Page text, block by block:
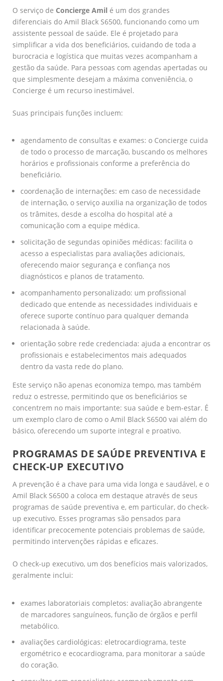
O serviço de Concierge Amil é um dos grandes
diferenciais do Amil Black S6500, funcionando como um
assistente pessoal de saúde. Ele é projetado para
simplificar a vida dos beneficiários, cuidando de toda a
burocracia e logística que muitas vezes acompanham a
gestão da saúde. Para pessoas com agendas apertadas ou
que simplesmente desejam a máxima conveniência, o
Concierge é um recurso inestimável.
Suas principais funções incluem:
agendamento de consultas e exames: o Concierge cuida
de todo o processo de marcação, buscando os melhores
horários e profissionais conforme a preferência do
beneficiário.
coordenação de internações: em caso de necessidade
de internação, o serviço auxilia na organização de todos
os trâmites, desde a escolha do hospital até a
comunicação com a equipe médica.
solicitação de segundas opiniões médicas: facilita o
acesso a especialistas para avaliações adicionais,
oferecendo maior segurança e confiança nos
diagnósticos e planos de tratamento.
acompanhamento personalizado: um profissional
dedicado que entende as necessidades individuais e
oferece suporte contínuo para qualquer demanda
relacionada à saúde.
orientação sobre rede credenciada: ajuda a encontrar os
profissionais e estabelecimentos mais adequados
dentro da vasta rede do plano.
Este serviço não apenas economiza tempo, mas também
reduz o estresse, permitindo que os beneficiários se
concentrem no mais importante: sua saúde e bem-estar. É
um exemplo claro de como o Amil Black S6500 vai além do
básico, oferecendo um suporte integral e proativo.
PROGRAMAS DE SAÚDE PREVENTIVA E
CHECK-UP EXECUTIVO
A prevenção é a chave para uma vida longa e saudável, e o
Amil Black S6500 a coloca em destaque através de seus
programas de saúde preventiva e, em particular, do check-
up executivo. Esses programas são pensados para
identificar precocemente potenciais problemas de saúde,
permitindo intervenções rápidas e eficazes.
O check-up executivo, um dos benefícios mais valorizados,
geralmente inclui:
exames laboratoriais completos: avaliação abrangente
de marcadores sanguíneos, função de órgãos e perfil
metabólico.
avaliações cardiológicas: eletrocardiograma, teste
ergométrico e ecocardiograma, para monitorar a saúde
do coração.